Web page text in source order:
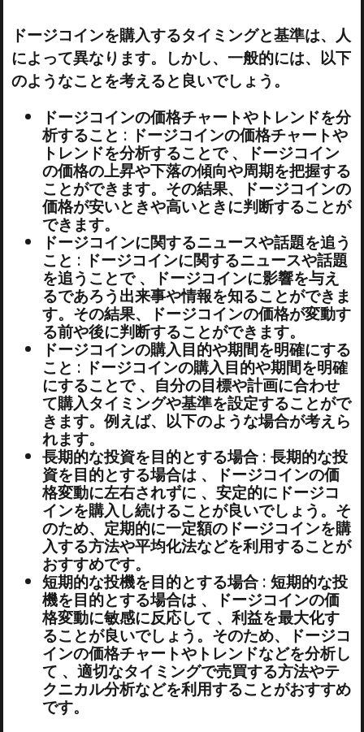
ドージコインを購入するタイミングと基準は、人
によって異なります。しかし、一般的には、以下
のようなことを考えると良いでしょう。
ドージコインの価格チャートやトレンドを分
析すること : ドージコインの価格チャートや
トレンドを分析することで 、ドージコイン
の価格の上昇や下落の傾向や周期を把握する
ことができます。その結果、ドージコインの
価格が安いときや高いときに判断することが
できます。
ドージコインに関するニュースや話題を追う
こと : ドージコインに関するニュースや話題
を追うことで 、ドージコインに影響を与え
るであろう出来事や情報を知ることができま
す。その結果、ドージコインの価格が変動す
る前や後に判断することができます。
ドージコインの購入目的や期間を明確にする
こと : ドージコインの購入目的や期間を明確
にすることで 、自分の目標や計画に合わせ
て購入タイミングや基準を設定することがで
きます。例えば、以下のような場合が考えら
れます。
長期的な投資を目的とする場合 : 長期的な投
資を目的とする場合は 、ドージコインの価
格変動に左右されずに 、安定的にドージコ
インを購入し続けることが良いでしょう。そ
のため、定期的に一定額のドージコインを購
入する方法や平均化法などを利用することが
おすすめです。
短期的な投機を目的とする場合 : 短期的な投
機を目的とする場合は 、ドージコインの価
格変動に敏感に反応して 、利益を最大化す
ることが良いでしょう。そのため、ドージコ
インの価格チャートやトレンドなどを分析し
て 、適切なタイミングで売買する方法やテ
クニカル分析などを利用することがおすすめ
です。